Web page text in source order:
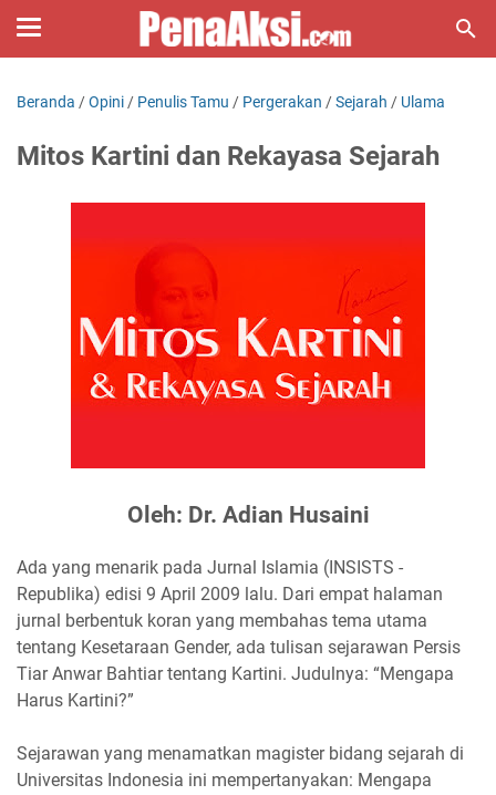
Beranda /Opini / Penulis Tamu / Pergerakan /Sejarah / Ulama
Mitos Kartini dan Rekayasa Sejarah
Oleh: Dr. Adian Husaini
Ada yang menarik pada Jurnal Islamia (INSISTS -
Republika) edisi 9 April 2009 lalu. Dari empat halaman
jurnal berbentuk koran yang membahas tema utama
tentang Kesetaraan Gender, ada tulisan sejarawan Persis
Tiar Anwar Bahtiar tentang Kartini. Judulnya: “Mengapa
Harus Kartini?”
Sejarawan yang menamatkan magister bidang sejarah di
Universitas Indonesia ini mempertanyakan: Mengapa